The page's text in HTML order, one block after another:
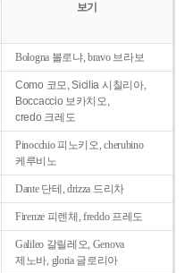
보기
Bologna 볼로냐, bravo 브라보
Como 코모, Sicilia 시칠리아,
Boccaccio 보카치오,
credo 크레도
Pinocchio 피노키오, cherubino
케루비노
Dante 단테, drizza 드리차
Firenze 피렌체, freddo 프레도
Galileo 갈릴레오, Genova
제노바, gloria 글로리아